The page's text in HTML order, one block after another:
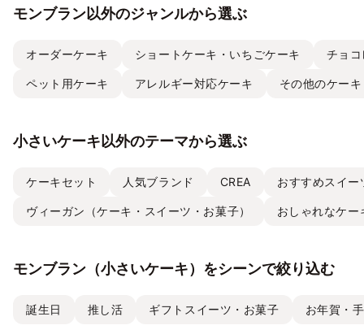
モンブラン以外のジャンルから選ぶ
オーダーケーキ ショートケーキ・いちごケーキ チョ
ペット用ケーキ アレルギー対応ケーキ その他のケーキ
小さいケーキ以外のテーマから選ぶ
ケーキセット 人気ブランド CREA おすすめスイー
ヴィーガン（ケーキ・スイーツ・お菓子） おしゃれなケー
モンブラン（小さいケーキ）をシーンで絞り込む
誕生日 推し活 ギフトスイーツ・お菓子 お年賀・